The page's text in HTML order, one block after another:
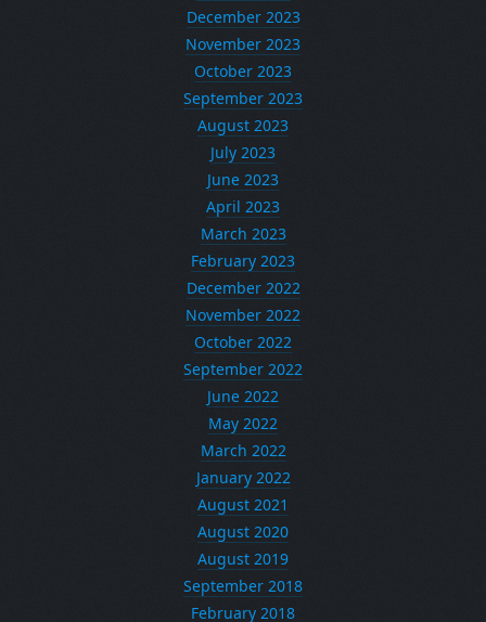
December 2023
November 2023
October 2023
September 2023
August 2023
July 2023
June 2023
April 2023
March 2023
February 2023
December 2022
November 2022
October 2022
September 2022
June 2022
May 2022
March 2022
January 2022
August 2021
August 2020
August 2019
September 2018
February 2018